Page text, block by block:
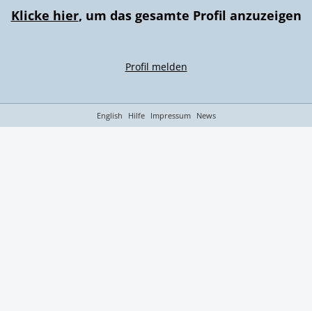
Klicke hier, um das gesamte Profil anzuzeigen
Profil melden
English Hilfe Impressum News